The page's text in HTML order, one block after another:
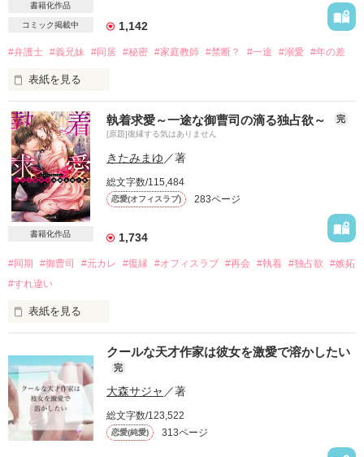
書籍化作品
コミック掲載中 1,142
#弁護士 #義兄妹 #同居 #秘密 #家庭教師 #禁断？ #一途 #溺愛 #年の差
表紙を見る
突然の親の再婚で、大好きな弁護士の彼と
幸か不幸か、義兄妹になってしまった。
これは禁断の恋というものだろうと
想いを諦めようとしたのに、
同居を始めると共に
どうしてか彼はより一層過保護になって、
悪い義兄だね、俺は」
恋も、キスも、その先も
私の初めてはすべてあなたに教え込まれた。
こんなに一途に愛されてしまったら、
もう義兄妹なんかじゃいられない。
書籍化作品
執着求愛～一途な御曹司の滴る独占欲～ 完
[原題]復縁する気はありません
きたみまゆ ／著
総文字数/115,484
恋愛(オフィスラブ) 283ページ
1,734
#同期 #御曹司 #元カレ #復縁 #オフィスラブ #再会 #執着 #独占欲
#嫉妬
#すれ違い
表紙を見る
そう言って私を組み敷いたのは
偶然再会した元彼だった
アメリカから帰国した彼は
私を取り戻すためにどこまでも甘く強引に口説いてくるけれど
クールな天才作家は彼女を激愛で溶かしたい
完
大森サジャ ／著
総文字数/123,522
恋愛(純愛) 313ページ